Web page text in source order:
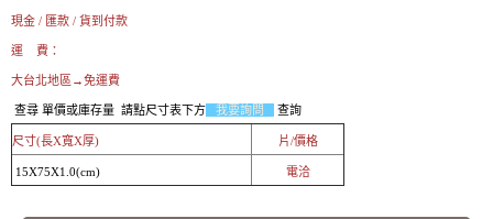
現金 / 匯款 / 貨到付款
運 費：
大台北地區→免運費
查尋 單價或庫存量 請點尺寸表下方 我要詢問 查詢
尺寸(長X寬X厚) 片/價格
15X75X1.0(cm) 電洽